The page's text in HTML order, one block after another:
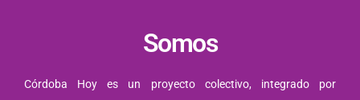
Somos
Córdoba Hoy es un proyecto colectivo, integrado por